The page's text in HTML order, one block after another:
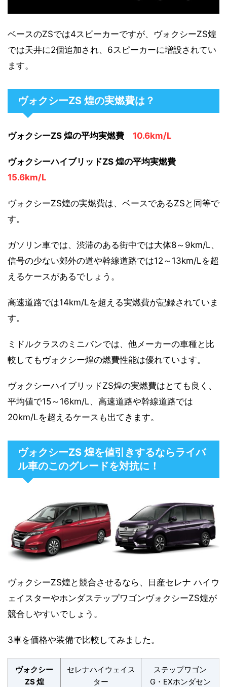
ベースのZSでは4スピーカーですが、ヴォクシーZS煌
では天井に2個追加され、6スピーカーに増設されてい
ます。
ヴォクシーZS 煌の実燃費は？
ヴォクシーZS 煌の平均実燃費 10.6km/L
ヴォクシーハイブリッドZS 煌の平均実燃費
15.6km/L
ヴォクシーZS煌の実燃費は、ベースであるZSと同等で
す。
ガソリン車では、渋滞のある街中では大体8～9km/L、
信号の少ない郊外の道や幹線道路では12～13km/Lを超
えるケースがあるでしょう。
高速道路では14km/Lを超える実燃費が記録されていま
す。
ミドルクラスのミニバンでは、他メーカーの車種と比
較してもヴォクシー煌の燃費性能は優れています。
ヴォクシーハイブリッドZS煌の実燃費はとても良く、
平均値で15～16km/L、高速道路や幹線道路では
20km/Lを超えるケースも出てきます。
ヴォクシーZS 煌を値引きするならライバ
ル車のこのグレードを対抗に！
ヴォクシーZS煌と競合させるなら、日産セレナ ハイウ
ェイスターやホンダステップワゴンヴォクシーZS煌が
競合しやすいでしょう。
3車を価格や装備で比較してみました。
ヴォクシー
ZS 煌
セレナハイウェイス
ター
ステップワゴン
G・EXホンダセン